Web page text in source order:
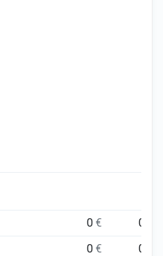
0€ 0
0€ 0